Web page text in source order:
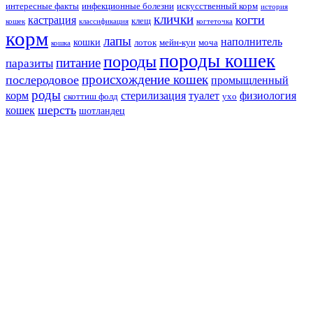
интересные факты инфекционные болезни искусственный корм история
кошек кастрация классификация клещ клички когтеточка когти
корм кошка кошки лапы лоток мейн-кун моча наполнитель
паразиты питаниепородыпороды кошек
послеродовое происхождение кошек промыщленный
корм роды скоттиш фолд стерилизация туалет ухо физиология
кошек шерсть шотландец